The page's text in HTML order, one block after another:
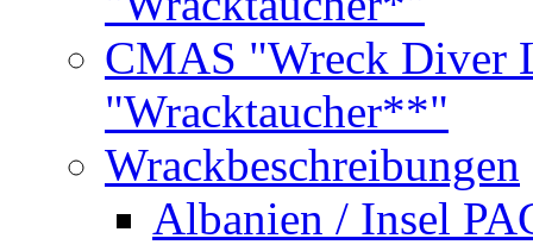
CMAS "Wreck Diver
"Wracktaucher**"
Wrackbeschreibungen
Albanien / Insel